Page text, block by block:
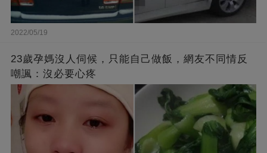
2022/05/19
23歲孕媽沒人伺候，只能自己做飯，網友不同情反
嘲諷：沒必要心疼